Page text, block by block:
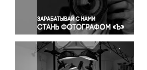
Правосудие
Происшествия и конфликты
Религия
Светская жизнь
Спорт
Экология